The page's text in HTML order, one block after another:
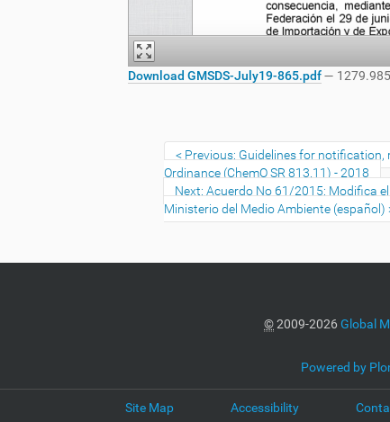
Download GMSDS-July19-865.pdf —
Previous: Guidelines for
Ordinance (ChemO SR 813.11) - 2018
Next: Acuerdo No 61/2015: Modifica
Ministerio del Medio Ambiente (español)
©2009-2026Global
Powered by
Site Map Accessibility